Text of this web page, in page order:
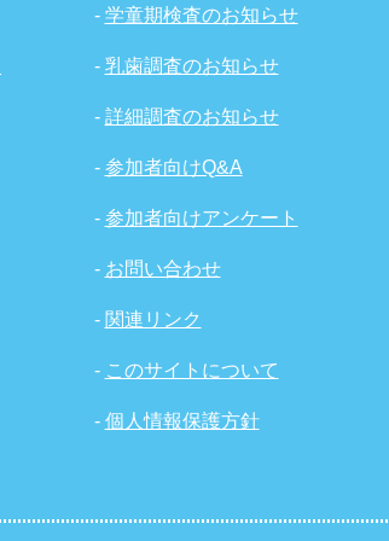
- 学童期検査のお知らせ
- 乳歯調査のお知らせ
- 詳細調査のお知らせ
- 参加者向けQ&A
- 参加者向けアンケート
- お問い合わせ
- 関連リンク
- このサイトについて
- 個人情報保護方針